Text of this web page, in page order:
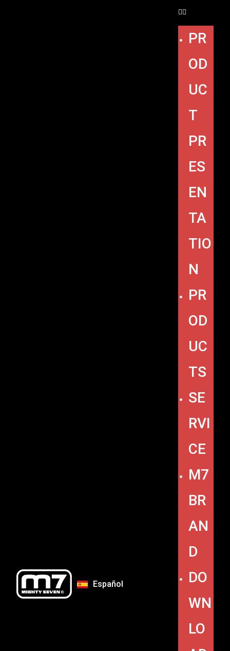
Español
PR
OD
UC
T
PR
ES
EN
TA
TIO
N
PR
OD
UC
TS
SE
RVI
CE
M7
BR
AN
D
DO
WN
LO